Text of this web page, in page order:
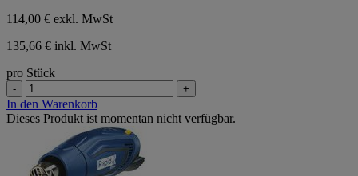
114,00 € exkl. MwSt
135,66 € inkl. MwSt
pro Stück
- +
In den Warenkorb
Dieses Produkt ist momentan nicht verfügbar.